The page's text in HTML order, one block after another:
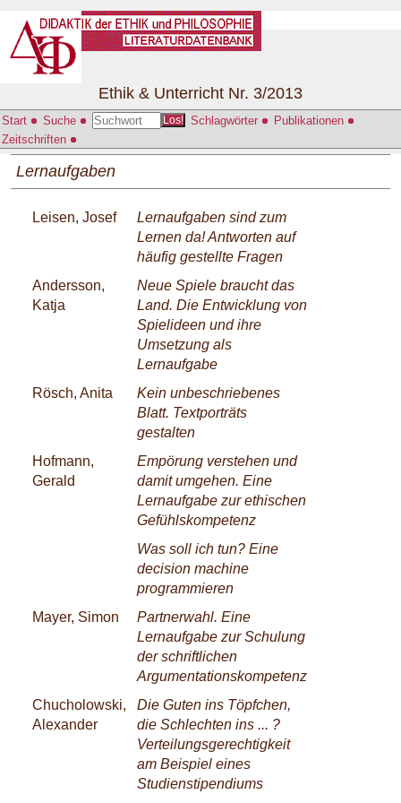
Start Suche Los! Schlagwörter
Publikationen
Zeitschriften
Ethik & Unterricht Nr. 3/2013
Lernaufgaben
Leisen, Josef
Lernaufgaben sind zum
Lernen da! Antworten auf
häufig gestellte Fragen
Andersson,
Katja
Neue Spiele braucht das
Land. Die Entwicklung von
Spielideen und ihre
Umsetzung als
Lernaufgabe
Rösch, Anita
Kein unbeschriebenes
Blatt. Textporträts
gestalten
Hofmann,
Gerald
Empörung verstehen und
damit umgehen. Eine
Lernaufgabe zur ethischen
Gefühlskompetenz
Was soll ich tun? Eine
decision machine
programmieren
Mayer, Simon
Partnerwahl. Eine
Lernaufgabe zur Schulung
der schriftlichen
Argumentationskompetenz
Chucholowski,
Alexander
Die Guten ins Töpfchen,
die Schlechten ins ... ?
Verteilungsgerechtigkeit
am Beispiel eines
Studienstipendiums